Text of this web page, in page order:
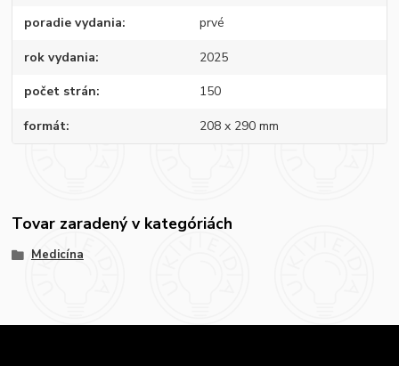
poradie vydania prvé
rok vydania 2025
počet strán 150
formát 208 x 290 mm
Tovar zaradený v kategóriách
Medicína